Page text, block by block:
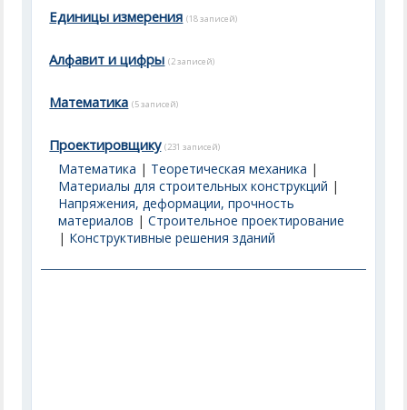
Единицы измерения (18 записей)
Алфавит и цифры (2 записей)
Математика (5 записей)
Проектировщику (231 записей)
Математика | Теоретическая механика |
Материалы для строительных конструкций |
Напряжения, деформации, прочность
материалов |Строительное проектирование
| Конструктивные решения зданий